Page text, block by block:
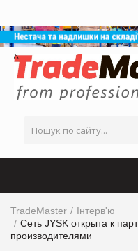
TradeMaster
Інтерв'ю
Сеть JYSK открыта к
производителями